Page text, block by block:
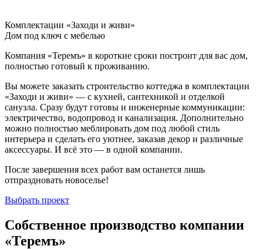
Комплектации «Заходи и живи»
Дом под ключ с мебелью
Компания «Теремъ» в короткие сроки построит для вас дом,
полностью готовый к проживанию.
Вы можете заказать строительство коттеджа в комплектации
«Заходи и живи» — с кухней, сантехникой и отделкой
санузла. Сразу будут готовы и инженерные коммуникации:
электричество, водопровод и канализация. Дополнительно
можно полностью меблировать дом под любой стиль
интерьера и сделать его уютнее, заказав декор и различные
аксессуары. И всё это — в одной компании.
После завершения всех работ вам останется лишь
отпраздновать новоселье!
Выбрать проект
Собственное производство компании
«Теремъ»